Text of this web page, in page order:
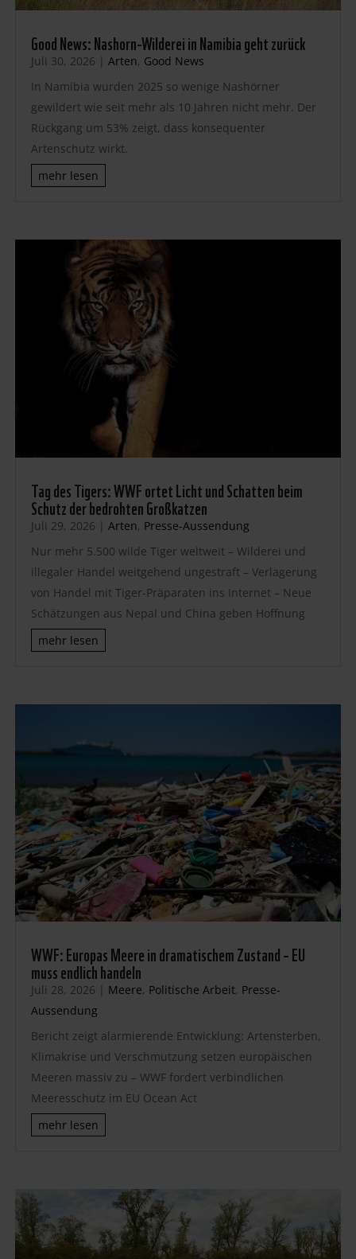
Good News: Nashorn-Wilderei in Namibia geht zurück
Juli 30, 2026 | Arten, Good News
In Namibia wurden 2025 so wenige Nashörner
gewildert wie seit mehr als 10 Jahren nicht mehr. Der
Rückgang um 53% zeigt, dass konsequenter
Artenschutz wirkt.
mehr lesen
Tag des Tigers: WWF ortet Licht und Schatten beim
Schutz der bedrohten Großkatzen
Juli 29, 2026 | Arten, Presse-Aussendung
Nur mehr 5.500 wilde Tiger weltweit – Wilderei und
illegaler Handel weitgehend ungestraft – Verlagerung
von Handel mit Tiger-Präparaten ins Internet – Neue
Schätzungen aus Nepal und China geben Hoffnung
mehr lesen
WWF: Europas Meere in dramatischem Zustand – EU
muss endlich handeln
Juli 28, 2026 | Meere, Politische Arbeit, Presse-
Aussendung
Bericht zeigt alarmierende Entwicklung: Artensterben,
Klimakrise und Verschmutzung setzen europäischen
Meeren massiv zu – WWF fordert verbindlichen
Meeresschutz im EU Ocean Act
mehr lesen